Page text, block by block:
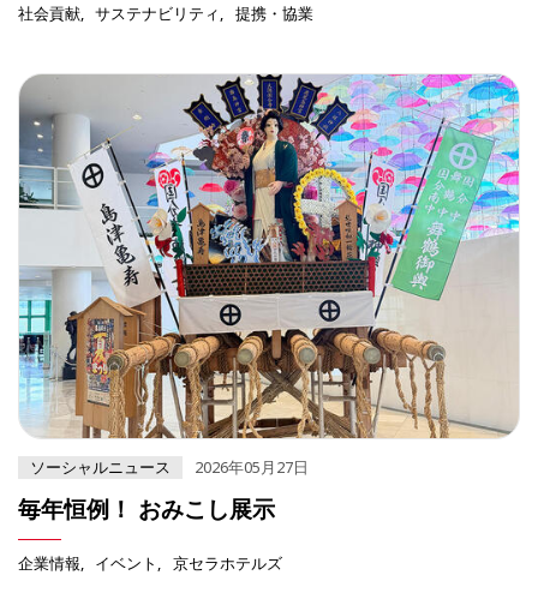
社会貢献 サステナビリティ 提携・協業
ソーシャルニュース 2026年05月27日
毎年恒例！ おみこし展示
企業情報 イベント 京セラホテルズ